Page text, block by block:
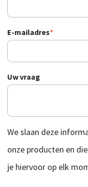
E-mailadres*
Uw vraag
We slaan deze
onze producten en
je hiervoor op elk